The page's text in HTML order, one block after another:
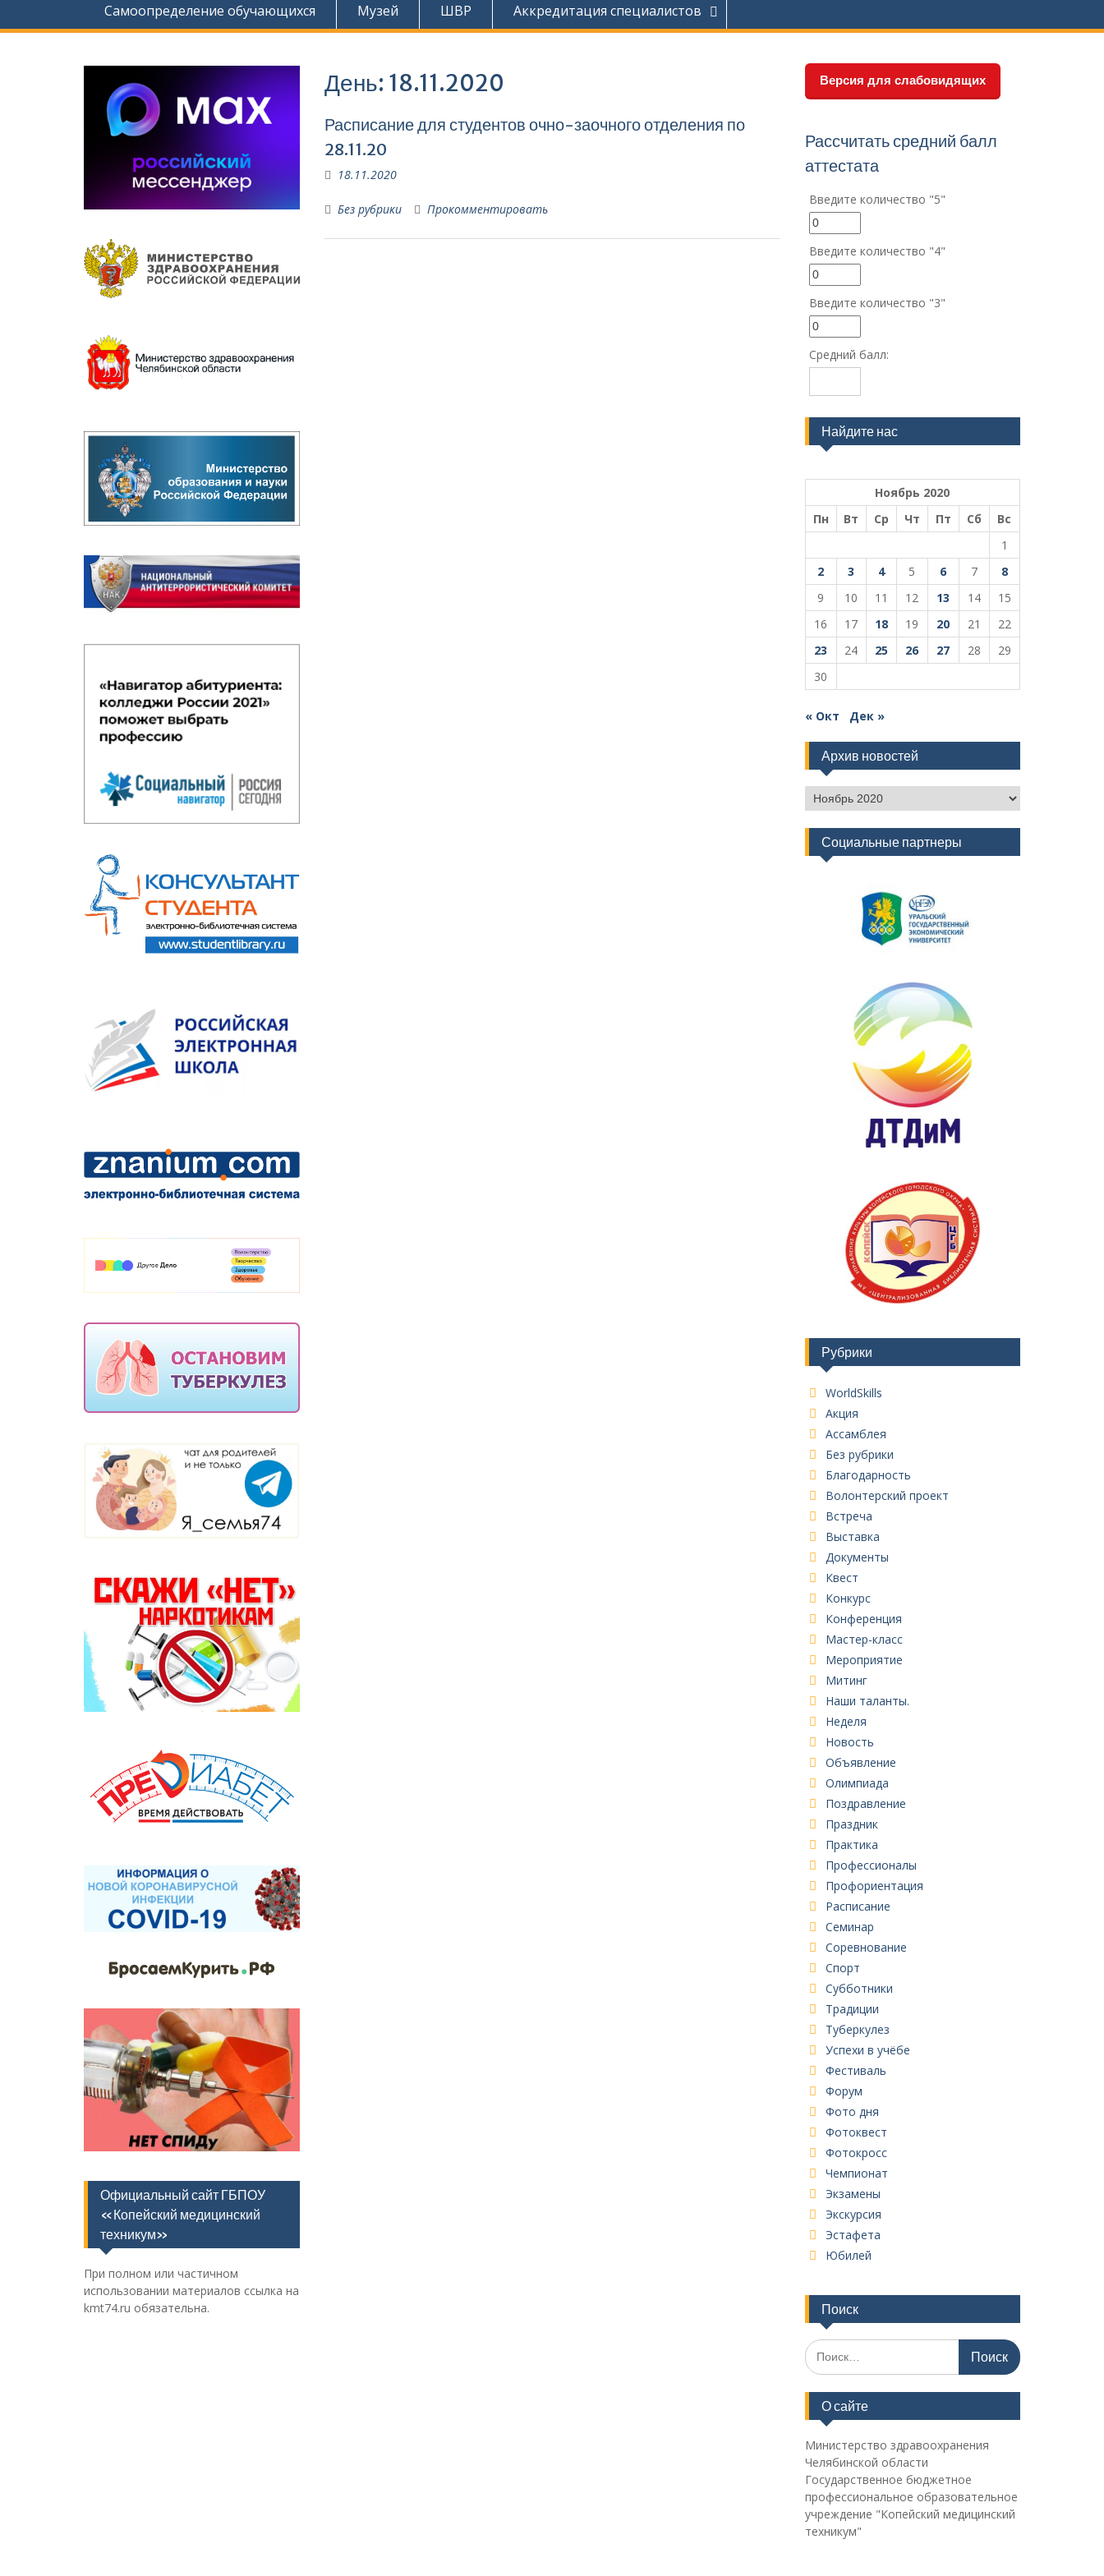
Самоопределение обучающихся
Музей ШВР Аккредитация специалистов
День: 18.11.2020
Расписание для студентов очно-заочного отделения по
28.11.20
18.11.2020
Без рубрики Прокомментировать
Версия для слабовидящих
Рассчитать средний балл
аттестата
Введите количество "5"
Введите количество "4"
Введите количество "3"
Средний балл:
Найдите нас
Ноябрь 2020
Пн
Вт Ср Чт Пт Сб
Вс
1
2
3 4 5 6 7
8
9
10 11 12 13 14
15
16
17 18 19 20 21
22
23
24 25 26 27 28
29
30
« Окт Дек »
Архив новостей
Архив
новостей
Социальные партнеры
Рубрики
WorldSkills
Акция
Ассамблея
Без рубрики
Благодарность
Волонтерский проект
Встреча
Выставка
Документы
Квест
Конкурс
Конференция
Мастер-класс
Мероприятие
Митинг
Наши таланты.
Неделя
Новость
Объявление
Олимпиада
Поздравление
Праздник
Практика
Профессионалы
Профориентация
Расписание
Семинар
Соревнование
Спорт
Субботники
Традиции
Туберкулез
Успехи в учёбе
Фестиваль
Форум
Фото дня
Фотоквест
Фотокросс
Чемпионат
Экзамены
Экскурсия
Эстафета
Юбилей
Поиск
Поиск
по:
О сайте
Министерство здравоохранения
Челябинской области
Государственное бюджетное
профессиональное образовательное
учреждение "Копейский медицинский
техникум"
Официальный сайт ГБПОУ
«Копейский медицинский
техникум»
При полном или частичном
использовании материалов ссылка на
kmt74.ru обязательна.